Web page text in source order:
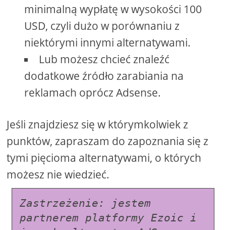
minimalną wypłatę w wysokości 100
USD, czyli dużo w porównaniu z
niektórymi innymi alternatywami.
Lub możesz chcieć znaleźć
dodatkowe źródło zarabiania na
reklamach oprócz Adsense.
Jeśli znajdziesz się w którymkolwiek z
punktów, zapraszam do zapoznania się z
tymi pięcioma alternatywami, o których
możesz nie wiedzieć.
Zastrzeżenie: jestem
partnerem platformy Ezoic i